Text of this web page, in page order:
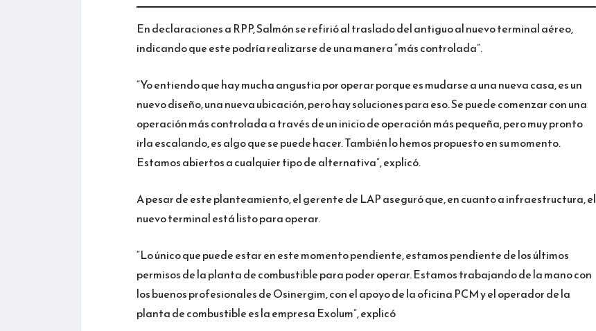
En declaraciones a RPP, Salmón se refirió al traslado del antiguo al nuevo terminal aéreo,
indicando que este podría realizarse de una manera “más controlada”.
“Yo entiendo que hay mucha angustia por operar porque es mudarse a una nueva casa, es un
nuevo diseño, una nueva ubicación, pero hay soluciones para eso. Se puede comenzar con una
operación más controlada a través de un inicio de operación más pequeña, pero muy pronto
irla escalando, es algo que se puede hacer. También lo hemos propuesto en su momento.
Estamos abiertos a cualquier tipo de alternativa”, explicó.
A pesar de este planteamiento, el gerente de LAP aseguró que, en cuanto a infraestructura, el
nuevo terminal está listo para operar.
“Lo único que puede estar en este momento pendiente, estamos pendiente de los últimos
permisos de la planta de combustible para poder operar. Estamos trabajando de la mano con
los buenos profesionales de Osinergim, con el apoyo de la oficina PCM y el operador de la
planta de combustible es la empresa Exolum”, explicó